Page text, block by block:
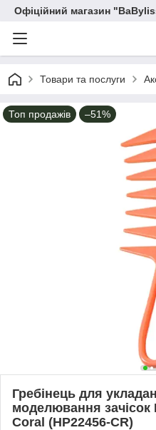
Офіційний магазин
Товари та послуги
Топ продажів –51%
Гребінець для
моделювання
Coral (HP22456-CR)